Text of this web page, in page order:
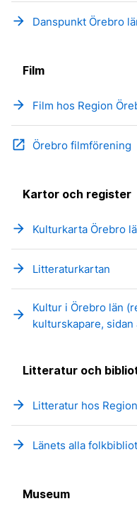
arrow_forward Danspunkt Örebro
Film
arrow_forward Film hos Region
open_in_new Örebro filmförening
Kartor och register
arrow_forward Kulturkarta Örebro
arrow_forward Litteraturkartan
arrow_forward
Kultur i Örebro län
kulturskapare,
Litteratur och
arrow_forward Litteratur hos
arrow_forward Länets alla
Museum